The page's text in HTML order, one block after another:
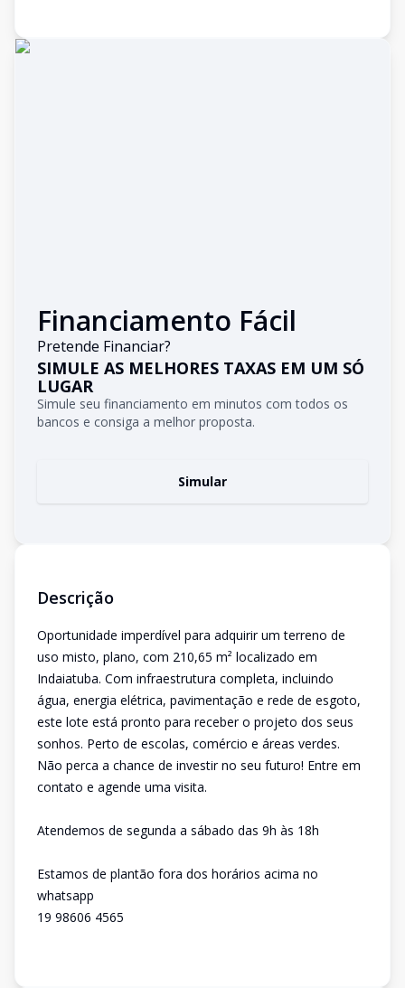
Financiamento Fácil
Pretende Financiar?
SIMULE AS MELHORES TAXAS EM UM SÓ
LUGAR
Simule seu financiamento em minutos com todos os
bancos e consiga a melhor proposta.
Simular
Descrição
Oportunidade imperdível para adquirir um terreno de
uso misto, plano, com 210,65 m² localizado em
Indaiatuba. Com infraestrutura completa, incluindo
água, energia elétrica, pavimentação e rede de esgoto,
este lote está pronto para receber o projeto dos seus
sonhos. Perto de escolas, comércio e áreas verdes.
Não perca a chance de investir no seu futuro! Entre em
contato e agende uma visita.
Atendemos de segunda a sábado das 9h às 18h
Estamos de plantão fora dos horários acima no
whatsapp
19 98606 4565